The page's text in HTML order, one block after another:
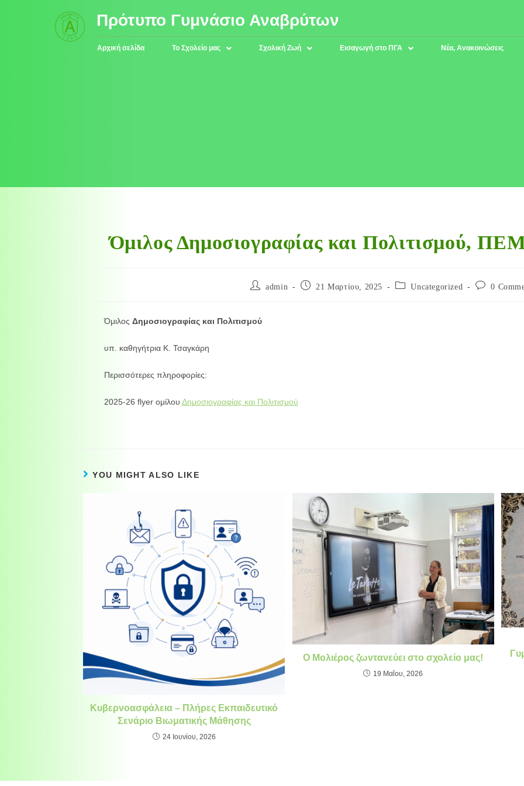
Πρότυπο Γυμνάσιο Αναβρύτων
Αρχική σελίδα Το Σχολείο μας Σχολική Ζωή Εισαγωγή στο ΠΓΑ Νέα, Ανακοινώσεις
Όμιλος Δημοσιογραφίας και Πολιτισμού,
admin 21 Μαρτίου, 2025 Uncategorized 0
Όμιλος Δημοσιογραφίας και Πολιτισμού
υπ. καθηγήτρια Κ. Τσαγκάρη
Περισσότερες πληροφορίες:
2025-26 flyer ομίλου Δημοσιογραφίας και Πολιτισμού
YOU MIGHT ALSO LIKE
Κυβερνοασφάλεια – Πλήρες Εκπαιδευτικό
Σενάριο Βιωματικής Μάθησης
24 Ιουνίου, 2026
Ο Μολιέρος ζωντανεύει στο σχολείο μας!
19 Μαΐου, 2026